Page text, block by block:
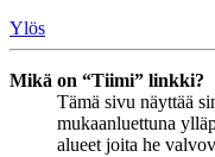
Ylös
Mikä on “Tiimi” linkki?
Tämä sivu näyttää
mukaanluettuna
alueet joita he